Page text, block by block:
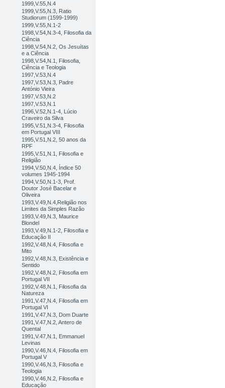
1999,V.55,N.4
1999,V.55,N.3, Ratio
Studiorum (1599-1999)
1999,V.55,N.1-2
1998,V.54,N.3-4, Filosofia da
Ciência
1998,V.54,N.2, Os Jesuítas
e a Ciência
1998,V.54,N.1, Filosofia,
Ciência e Teologia
1997,V.53,N.4
1997,V.53,N.3, Padre
António Vieira
1997,V.53,N.2
1997,V.53,N.1
1996,V.52,N.1-4, Lúcio
Craveiro da Silva
1995,V.51,N.3-4, Filosofia
em Portugal VIII
1995,V.51,N.2, 50 anos da
RPF
1995,V.51,N.1, Filosofia e
Religião
1994,V.50,N.4, Índice 50
volumes 1945-1994
1994,V.50,N.1-3, Prof.
Doutor José Bacelar e
Oliveira
1993,V.49,N.4,Religião nos
Limites da Simples Razão
1993,V.49,N.3, Maurice
Blondel
1993,V.49,N.1-2, Filosofia e
Educação II
1992,V.48,N.4, Filosofia e
Mito
1992,V.48,N.3, Existência e
Sentido
1992,V.48,N.2, Filosofia em
Portugal VII
1992,V.48,N.1, Filosofia da
Natureza
1991,V.47,N.4, Filosofia em
Portugal VI
1991,V.47,N.3, Dom Duarte
1991,V.47,N.2, Antero de
Quental
1991,V.47,N.1, Emmanuel
Levinas
1990,V.46,N.4, Filosofia em
Portugal V
1990,V.46,N.3, Filosofia e
Teologia
1990,V.46,N.2, Filosofia e
Educação